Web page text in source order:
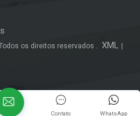
os direitos reservados . XML
WhatsApp
Contato